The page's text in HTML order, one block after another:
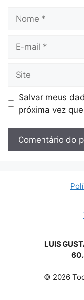
mail
Salvar meus
próxima vez
LUIS
© 2026